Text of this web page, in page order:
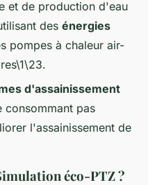
et de production d'eau
des énergies
pompes à chaleur air-
d'assainissement
consommant pas
l'assainissement de
éco-PTZ ?